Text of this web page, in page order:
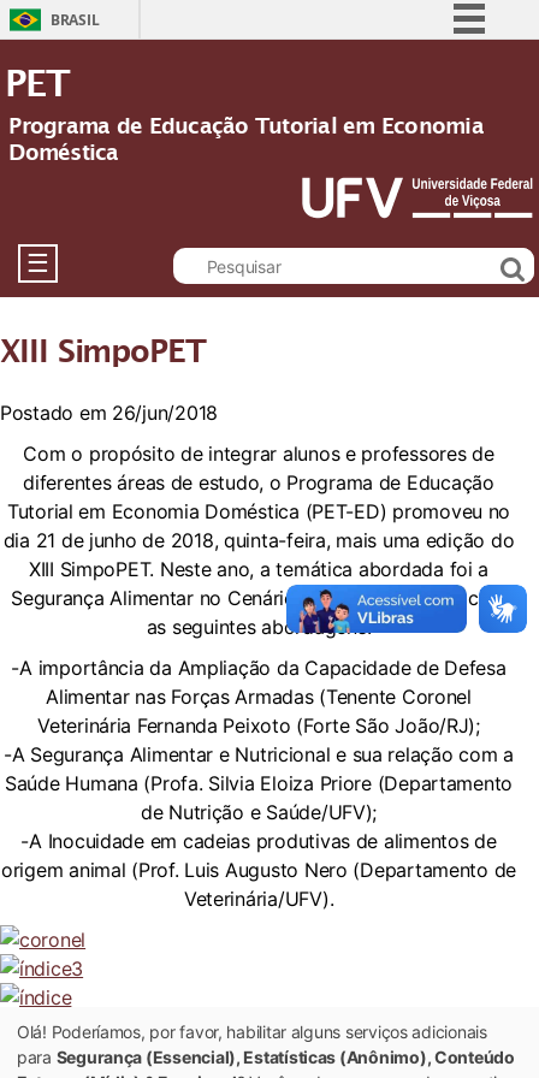
BRASIL
Participe
Acesso à informação
Legislação
Canais
PET
Programa de Educação Tutorial em Economia
Doméstica
☰
XIII SimpoPET
Postado em 26/jun/2018
Com o propósito de integrar alunos e professores de
diferentes áreas de estudo, o Programa de Educação
Tutorial em Economia Doméstica (PET-ED) promoveu no
dia 21 de junho de 2018, quinta-feira, mais uma edição do
XIII SimpoPET. Neste ano, a temática abordada foi a
Segurança Alimentar no Cenário Nacional e contou com
as seguintes abordagens:
-A importância da Ampliação da Capacidade de Defesa
Alimentar nas Forças Armadas (Tenente Coronel
Veterinária Fernanda Peixoto (Forte São João/RJ);
-A Segurança Alimentar e Nutricional e sua relação com a
Saúde Humana (Profa. Silvia Eloiza Priore (Departamento
de Nutrição e Saúde/UFV);
-A Inocuidade em cadeias produtivas de alimentos de
origem animal (Prof. Luis Augusto Nero (Departamento de
Veterinária/UFV).
Olá! Poderíamos, por favor, habilitar alguns serviços adicionais
para Segurança (Essencial), Estatísticas (Anônimo), Conteúdo